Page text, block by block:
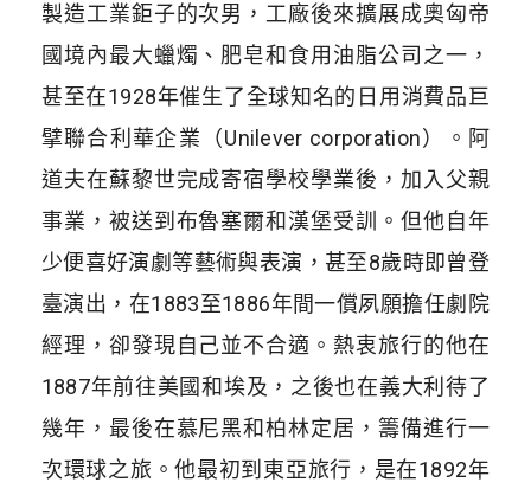
製造工業鉅子的次男，工廠後來擴展成奧匈帝
國境內最大蠟燭、肥皂和食用油脂公司之一，
甚至在1928年催生了全球知名的日用消費品巨
擘聯合利華企業（Unilever corporation）。阿
道夫在蘇黎世完成寄宿學校學業後，加入父親
事業，被送到布魯塞爾和漢堡受訓。但他自年
少便喜好演劇等藝術與表演，甚至8歲時即曾登
臺演出，在1883至1886年間一償夙願擔任劇院
經理，卻發現自己並不合適。熱衷旅行的他在
1887年前往美國和埃及，之後也在義大利待了
幾年，最後在慕尼黑和柏林定居，籌備進行一
次環球之旅。他最初到東亞旅行，是在1892年